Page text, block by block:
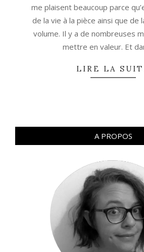
me plaisent beaucoup parce
de la vie à la pièce ainsi que de
volume. Il y a de nombreuses
mettre en valeur. Et
LIRE LA
A PROPOS